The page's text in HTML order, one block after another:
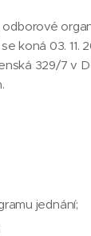
koná 03. 11.
329/7 v
jednání;